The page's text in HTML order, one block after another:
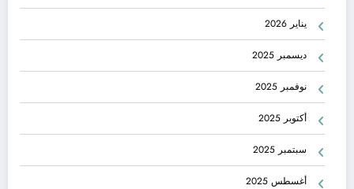
يناير 2026
ديسمبر 2025
نوفمبر 2025
أكتوبر 2025
سبتمبر 2025
أغسطس 2025